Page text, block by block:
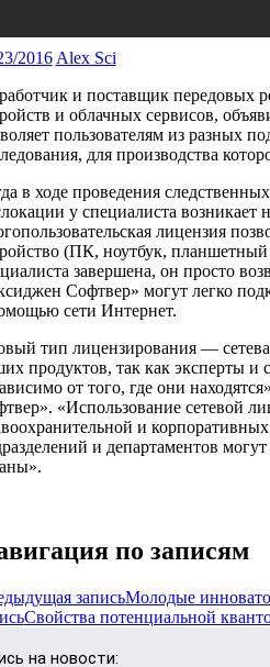
2016 Alex Sci
и поставщик передовых
и облачных сервисов,
пользователям из разных
для производства
в ходе проведения
у специалиста
лицензия
(ПК, ноутбук, планшетный
завершена, он просто
Софтвер» могут легко
сети Интернет.
тип лицензирования —
продуктов, так как эксперты
от того, где они
«Использование сетевой
и
и департаментов
по записям
записьМолодые
Свойства потенциальной
на новости: